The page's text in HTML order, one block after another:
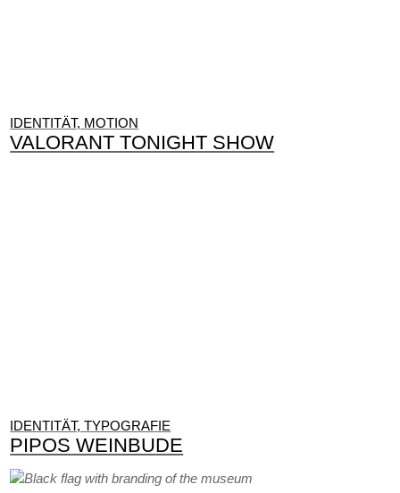
IDENTITÄT, MOTION
VALORANT TONIGHT SHOW
IDENTITÄT, TYPOGRAFIE
PIPOS WEINBUDE